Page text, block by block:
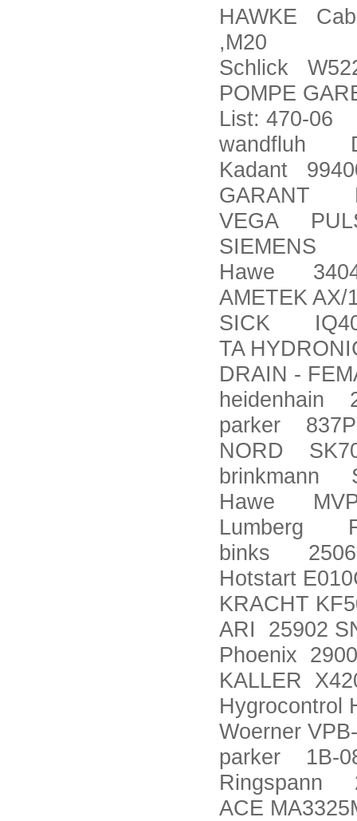
HAWKE
,M20
Schlick
POMPE
List: 470-06
wandfluh
Kadant
GARANT
VEGA
SIEMENS
Hawe 3404
AMETEK AX/
SICK IQ40-
TA
DRAIN -
heidenhain
parker
NORD
brinkmann
Hawe
Lumberg
binks
Hotstart
KRACHT
ARI 25902
Phoenix
KALLER
Hygrocontrol
Woerner
parker 1B-
Ringspann
ACE